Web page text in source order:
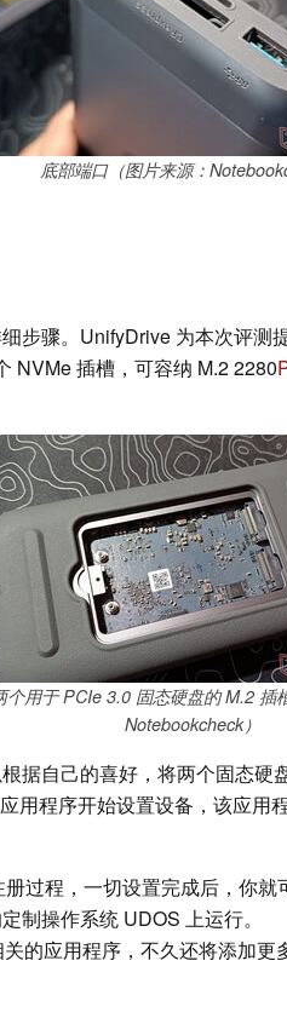
底部端口（图片来源：
步骤。UnifyDrive 为本次评测
NVMe 插槽，可容纳 M.2 2280
个用于 PCIe 3.0 固态硬盘的 M.2 插
Notebookcheck）
据自己的喜好，将两个固态硬
用程序开始设置设备，该应用
过程，一切设置完成后，你就
制操作系统 UDOS 上运行。
的应用程序，不久还将添加更